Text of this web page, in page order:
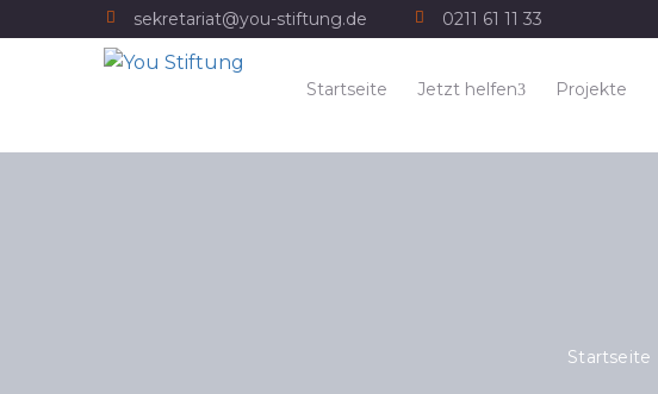
sekretariat@you-stiftung.de 0211 61 11 33
Startseite Jetzt helfen Projekte
Startseite